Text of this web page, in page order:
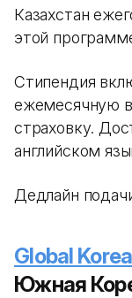
Казахстан
этой
Стипендия
ежемесячную
страховку.
английском
Дедлайн
Global
Южная